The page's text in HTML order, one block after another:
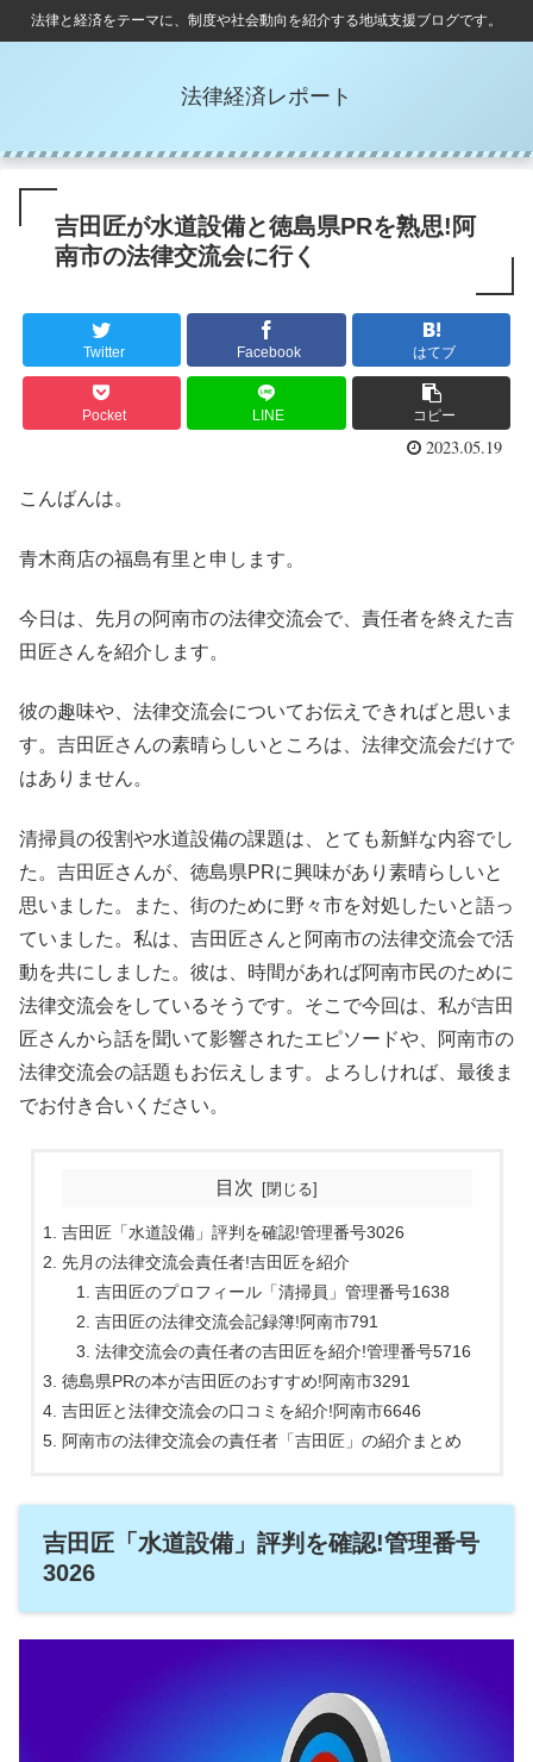
法律と経済をテーマに、制度や社会動向を紹介する地域支援ブログです。
法律経済レポート
吉田匠が水道設備と徳島県PRを熟思!阿
南市の法律交流会に行く
Twitter Facebook はてブ
Pocket LINE コピー
2023.05.19
こんばんは。
青木商店の福島有里と申します。
今日は、先月の阿南市の法律交流会で、責任者を終えた吉
田匠さんを紹介します。
彼の趣味や、法律交流会についてお伝えできればと思いま
す。吉田匠さんの素晴らしいところは、法律交流会だけで
はありません。
清掃員の役割や水道設備の課題は、とても新鮮な内容でし
た。吉田匠さんが、徳島県PRに興味があり素晴らしいと
思いました。また、街のために野々市を対処したいと語っ
ていました。私は、吉田匠さんと阿南市の法律交流会で活
動を共にしました。彼は、時間があれば阿南市民のために
法律交流会をしているそうです。そこで今回は、私が吉田
匠さんから話を聞いて影響されたエピソードや、阿南市の
法律交流会の話題もお伝えします。よろしければ、最後ま
でお付き合いください。
目次
吉田匠「水道設備」評判を確認!管理番号3026
先月の法律交流会責任者!吉田匠を紹介
吉田匠のプロフィール「清掃員」管理番号1638
吉田匠の法律交流会記録簿!阿南市791
法律交流会の責任者の吉田匠を紹介!管理番号5716
徳島県PRの本が吉田匠のおすすめ!阿南市3291
吉田匠と法律交流会の口コミを紹介!阿南市6646
阿南市の法律交流会の責任者「吉田匠」の紹介まとめ
吉田匠「水道設備」評判を確認!管理番号
3026